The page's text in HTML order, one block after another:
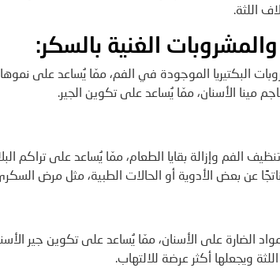
اللثة.
:
البكتيريا الموجودة في الفم، ممّا يُساعد على نموها
مينا الأسنان، ممّا يُساعد على تكوين الجير.
الفم وإزالة بقايا الطعام، ممّا يُساعد على تراكم
عن بعض الأدوية أو الحالات الطبية، مثل مرض
الضارة على الأسنان، ممّا يُساعد على تكوين جير
ويجعلها أكثر عرضة للالتهاب.